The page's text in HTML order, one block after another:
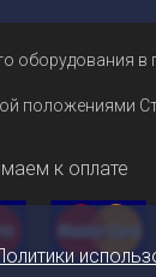
оборудования в
положениями
к оплате